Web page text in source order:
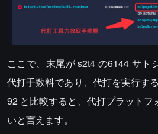
ここで、末尾が s2t4 の6144 サト
代打手数料であり、代打を実行す
92 と比較すると、代打プラットフ
いと言えます。